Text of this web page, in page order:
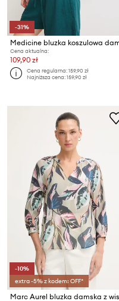
-31%
Cena aktualna:
109,90 zł
Cena regularna:159,90 zł
Najniższa cena:159,90 zł
-10%
extra -5% z kodem: OFF*